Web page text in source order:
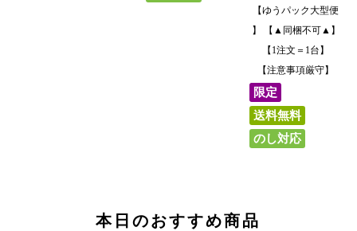
【ゆうパック大型便
】 【▲同梱不可▲】
【1注文＝1台】
【注意事項厳守】
限定
送料無料
のし対応
本日のおすすめ商品